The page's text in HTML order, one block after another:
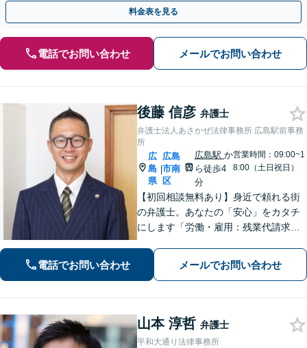
料金表を見る
電話でお問い合わせ メールでお問い合わせ
後藤 信彦 弁護士
弁護士法人あさかぜ法律事務所 広島駅前事務
所
広
島
県
|
広島
市南
区
広島駅か
ら徒歩4
分
営業時間：09:00~1
8:00（土日祝日）
【初回相談無料あり】身近で頼れる街
の弁護士。あなたの「安心」をカタチ
にします「労働・雇用：残業代請求、
実績が豊富」「不動産：不動産を相続
すべきか、放棄すべきか冷静に判断で
電話でお問い合わせ メールでお問い合わせ
山本 淳哲 弁護士
平和大通り法律事務所